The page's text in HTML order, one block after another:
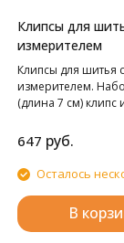
Клипсы для
измерителем
Клипсы для шитья с
измерителем.
(длина 7 см) клипс
Идеально подходит
подшива и обвяза
штор и одеял.
отверстие легко
нескольким
ткани, а плоское
удерживает их в
647 руб.
Осталось
В